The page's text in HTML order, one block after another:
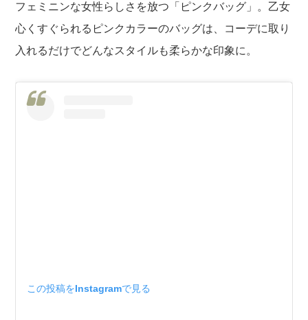
フェミニンな女性らしさを放つ「ピンクバッグ」。乙女
心くすぐられるピンクカラーのバッグは、コーデに取り
入れるだけでどんなスタイルも柔らかな印象に。
この投稿をInstagramで見る